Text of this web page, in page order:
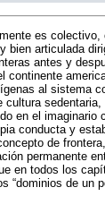
es
bien articulada
antes y
continente
al sistema
en el imaginario
conducta y
de
permanente
en todos los
“dominios de un